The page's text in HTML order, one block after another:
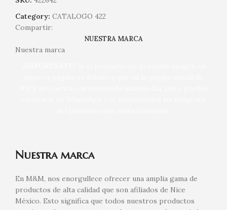
Category: CATALOGO 422
Compartir:
NUESTRA MARCA
Nuestra marca
Nuestra marca
En M&M, nos enorgullece ofrecer una amplia gama de
productos de alta calidad que son afiliados de Nice
México. Esto significa que todos nuestros productos